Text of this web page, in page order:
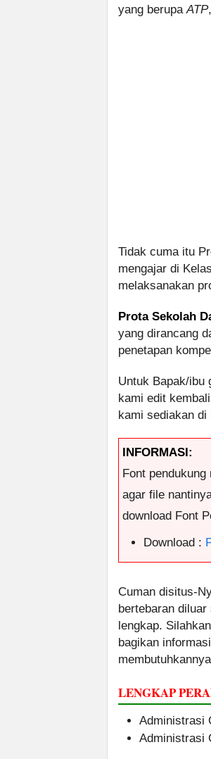
yang berupaATP,
Tidak cuma itu
mengajar di
melaksanakan
Prota Sekolah
yang dirancang
penetapan
Untuk Bapak/ibu
kami edit
kami sediakan di
INFORMASI:
Font
agar file
download Font
Download :
Cuman disitus-
bertebaran
lengkap.
bagikan
LENGKAP
Administrasi
Administrasi